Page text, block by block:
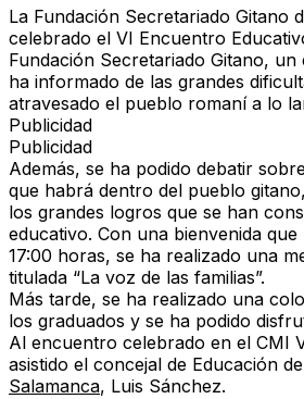
La Fundación Secretariado Gitano
celebrado el VI Encuentro
Fundación Secretariado Gitano,
ha informado de las grandes
atravesado el pueblo romaní a lo
Publicidad
Publicidad
Además, se ha podido debatir
que habrá dentro del pueblo
los grandes logros que se han
educativo. Con una bienvenida
17:00 horas, se ha realizado una
titulada “La voz de las familias”.
Más tarde, se ha realizado una
los graduados y se ha podido
Al encuentro celebrado en el CMI
asistido el concejal de Educación
Salamanca, Luis Sánchez.